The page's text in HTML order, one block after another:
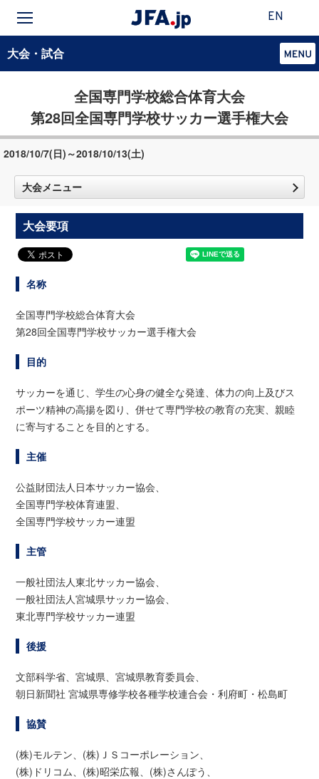
EN
大会・試合
全国専門学校総合体育大会
第28回全国専門学校サッカー選手権大会
2018/10/7(日)～2018/10/13(土)
大会メニュー
大会要項
名称
全国専門学校総合体育大会
第28回全国専門学校サッカー選手権大会
目的
サッカーを通じ、学生の心身の健全な発達、体力の向上及びス
ポーツ精神の高揚を図り、併せて専門学校の教育の充実、親睦
に寄与することを目的とする。
主催
公益財団法人日本サッカー協会、
全国専門学校体育連盟、
全国専門学校サッカー連盟
主管
一般社団法人東北サッカー協会、
一般社団法人宮城県サッカー協会、
東北専門学校サッカー連盟
後援
文部科学省、宮城県、宮城県教育委員会、
朝日新聞社 宮城県専修学校各種学校連合会・利府町・松島町
協賛
(株)モルテン、(株)ＪＳコーポレーション、
(株)ドリコム、(株)昭栄広報、(株)さんぽう、